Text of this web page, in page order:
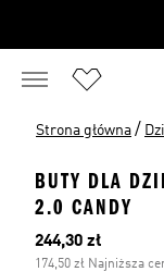
Strona główna /
BUTY DLA
2.0 CANDY
Bieżąca cena
244,30 zł
174,50 zł Najniższa